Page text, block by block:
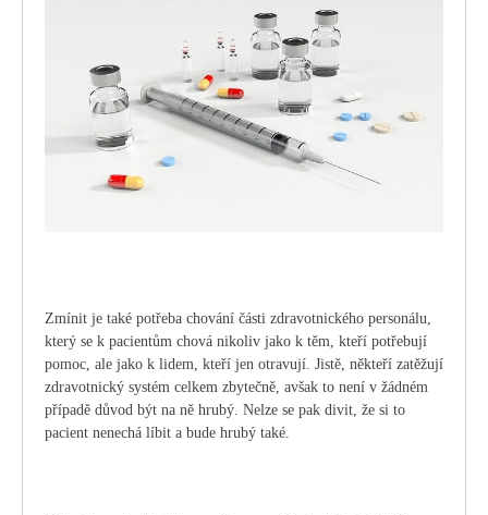
Zmínit je také potřeba chování části zdravotnického personálu,
který se k pacientům chová nikoliv jako k těm, kteří potřebují
pomoc, ale jako k lidem, kteří jen otravují. Jistě, někteří zatěžují
zdravotnický systém celkem zbytečně, avšak to není v žádném
případě důvod být na ně hrubý. Nelze se pak divit, že si to
pacient nenechá líbit a bude hrubý také.